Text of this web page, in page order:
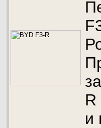
и